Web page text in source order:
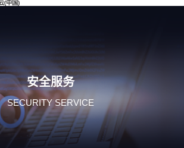
(中国)
安全服务
SECURITY SERVICE